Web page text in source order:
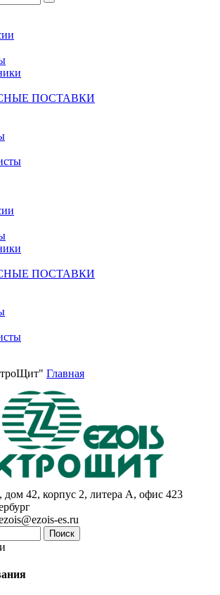
ПОСТАВКИ
ПОСТАВКИ
Главная
дом 42, корпус 2, литера А, офис 423
es.ru
Поиск